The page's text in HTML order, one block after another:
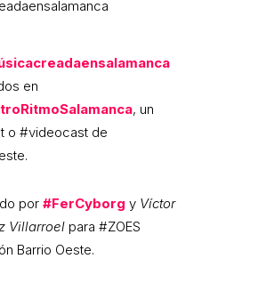
en
, un
o #videocast de
por #FerCyborg y Víctor
Villarroel para #ZOES
Barrio Oeste.